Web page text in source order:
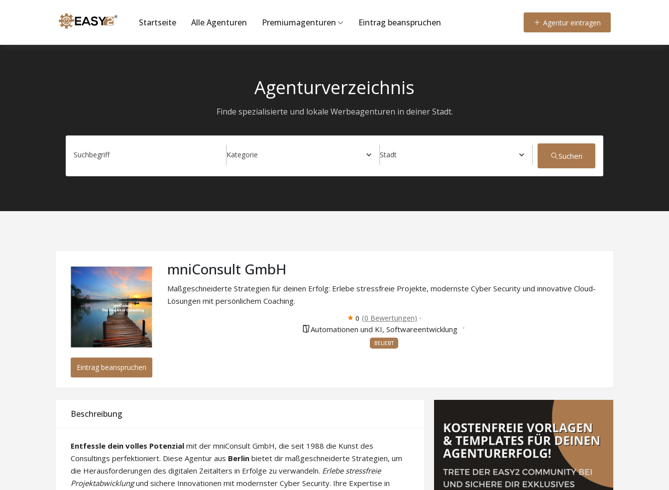
Startseite Alle Agenturen Premiumagenturen Eintrag beanspruchen Agentur eintragen
Agenturverzeichnis
Finde spezialisierte und lokale Werbeagenturen in deiner Stadt.
Suchbegriff Kategorie Stadt Suchen
Eintrag beanspruchen
mniConsult GmbH
Maßgeschneiderte Strategien für deinen Erfolg: Erlebe stressfreie Projekte, modernste Cyber Security und innovative Cloud-
Lösungen mit persönlichem Coaching.
0 (0 Bewertungen)
Automationen und KI, Softwareentwicklung
BELIEBT
Beschreibung
Entfessle dein volles Potenzial mit der mniConsult GmbH, die seit 1988 die Kunst des
Consultings perfektioniert. Diese Agentur aus Berlin bietet dir maßgeschneiderte Strategien, um
die Herausforderungen des digitalen Zeitalters in Erfolge zu verwandeln. Erlebe stressfreie
Projektabwicklungund sichere Innovationen mit modernster Cyber Security. Ihre Expertise in